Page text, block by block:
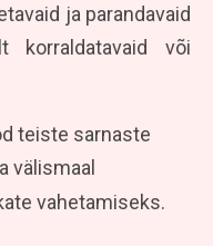
ja parandavaid
korraldatavaid või
teiste sarnaste
välismaal
vahetamiseks.